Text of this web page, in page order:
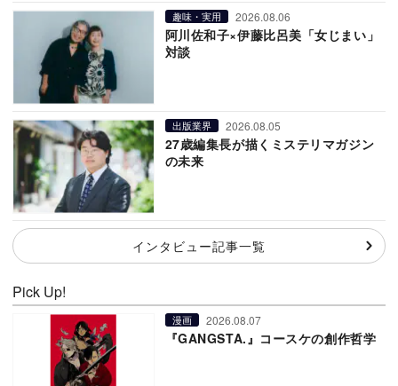
趣味・実用 2026.08.06
阿川佐和子×伊藤比呂美「女じまい」
対談
出版業界 2026.08.05
27歳編集長が描くミステリマガジン
の未来
インタビュー記事一覧
Pick Up!
漫画 2026.08.07
『GANGSTA.』コースケの創作哲学